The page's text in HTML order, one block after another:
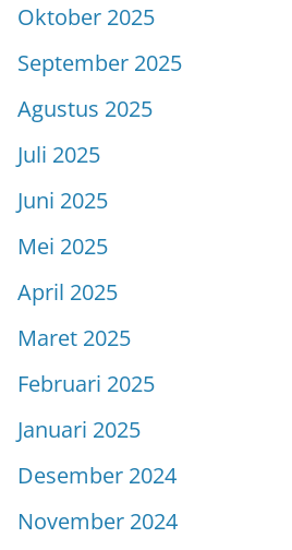
Oktober 2025
September 2025
Agustus 2025
Juli 2025
Juni 2025
Mei 2025
April 2025
Maret 2025
Februari 2025
Januari 2025
Desember 2024
November 2024